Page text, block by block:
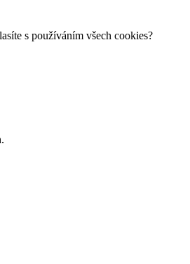
s používáním všech cookies?